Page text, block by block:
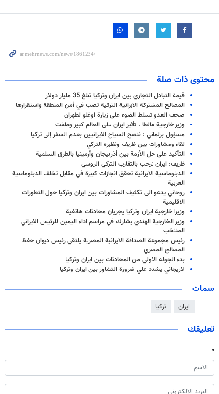
محتوى ذات صلة
قيمة التبادل التجاري بين ايران وتركيا تبلغ 35 مليار دولار
المصالح المشتركة الايرانية التركية تصب في أمن المنطقة واستقرارها
صحف العدو تسلط الضوء على زيارة اوغلو لطهران
وزير خارجية مالطا : تأثير ايران على العالم كبير وملفت
مسؤول برلماني : ننصح السياح الايرانيين بعدم السفر إلى تركيا
لقاء ومشاورات بين ظريف ونظيره التركي
التأكيد على حل الأزمة بين أذربيجان وأرمينيا بالطرق السلمية
ظريف: ايران ترحب بالتقارب التركي الروسي
الدبلوماسية الايرانية تحقق انجازات كبيرة في مقابل تخلف الدبلوماسية
العربية
روحاني يدعو الى تكثيف المشاورات بين ايران وتركيا حول التطورات
الاقليمية
وزيرا خارجية ايران وتركيا يجريان محادثات هاتفية
وزير الخارجية الهندي يشارك في مراسم اداء اليمين للرئيس الايراني
المنتخب
رئيس مجموعة الصداقة الايرانية المصرية يلتقي رئيس ديوان حفظ
المصالح المصري
بدء الجوله الاولي من المحادثات بين ايران وتركيا
لاريجاني يشدد علي ضرورة التشاور بين ايران وتركيا
سمات
ايران تركيا
تعليقك